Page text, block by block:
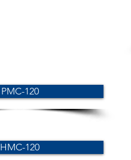
PMC-120
HMC-120